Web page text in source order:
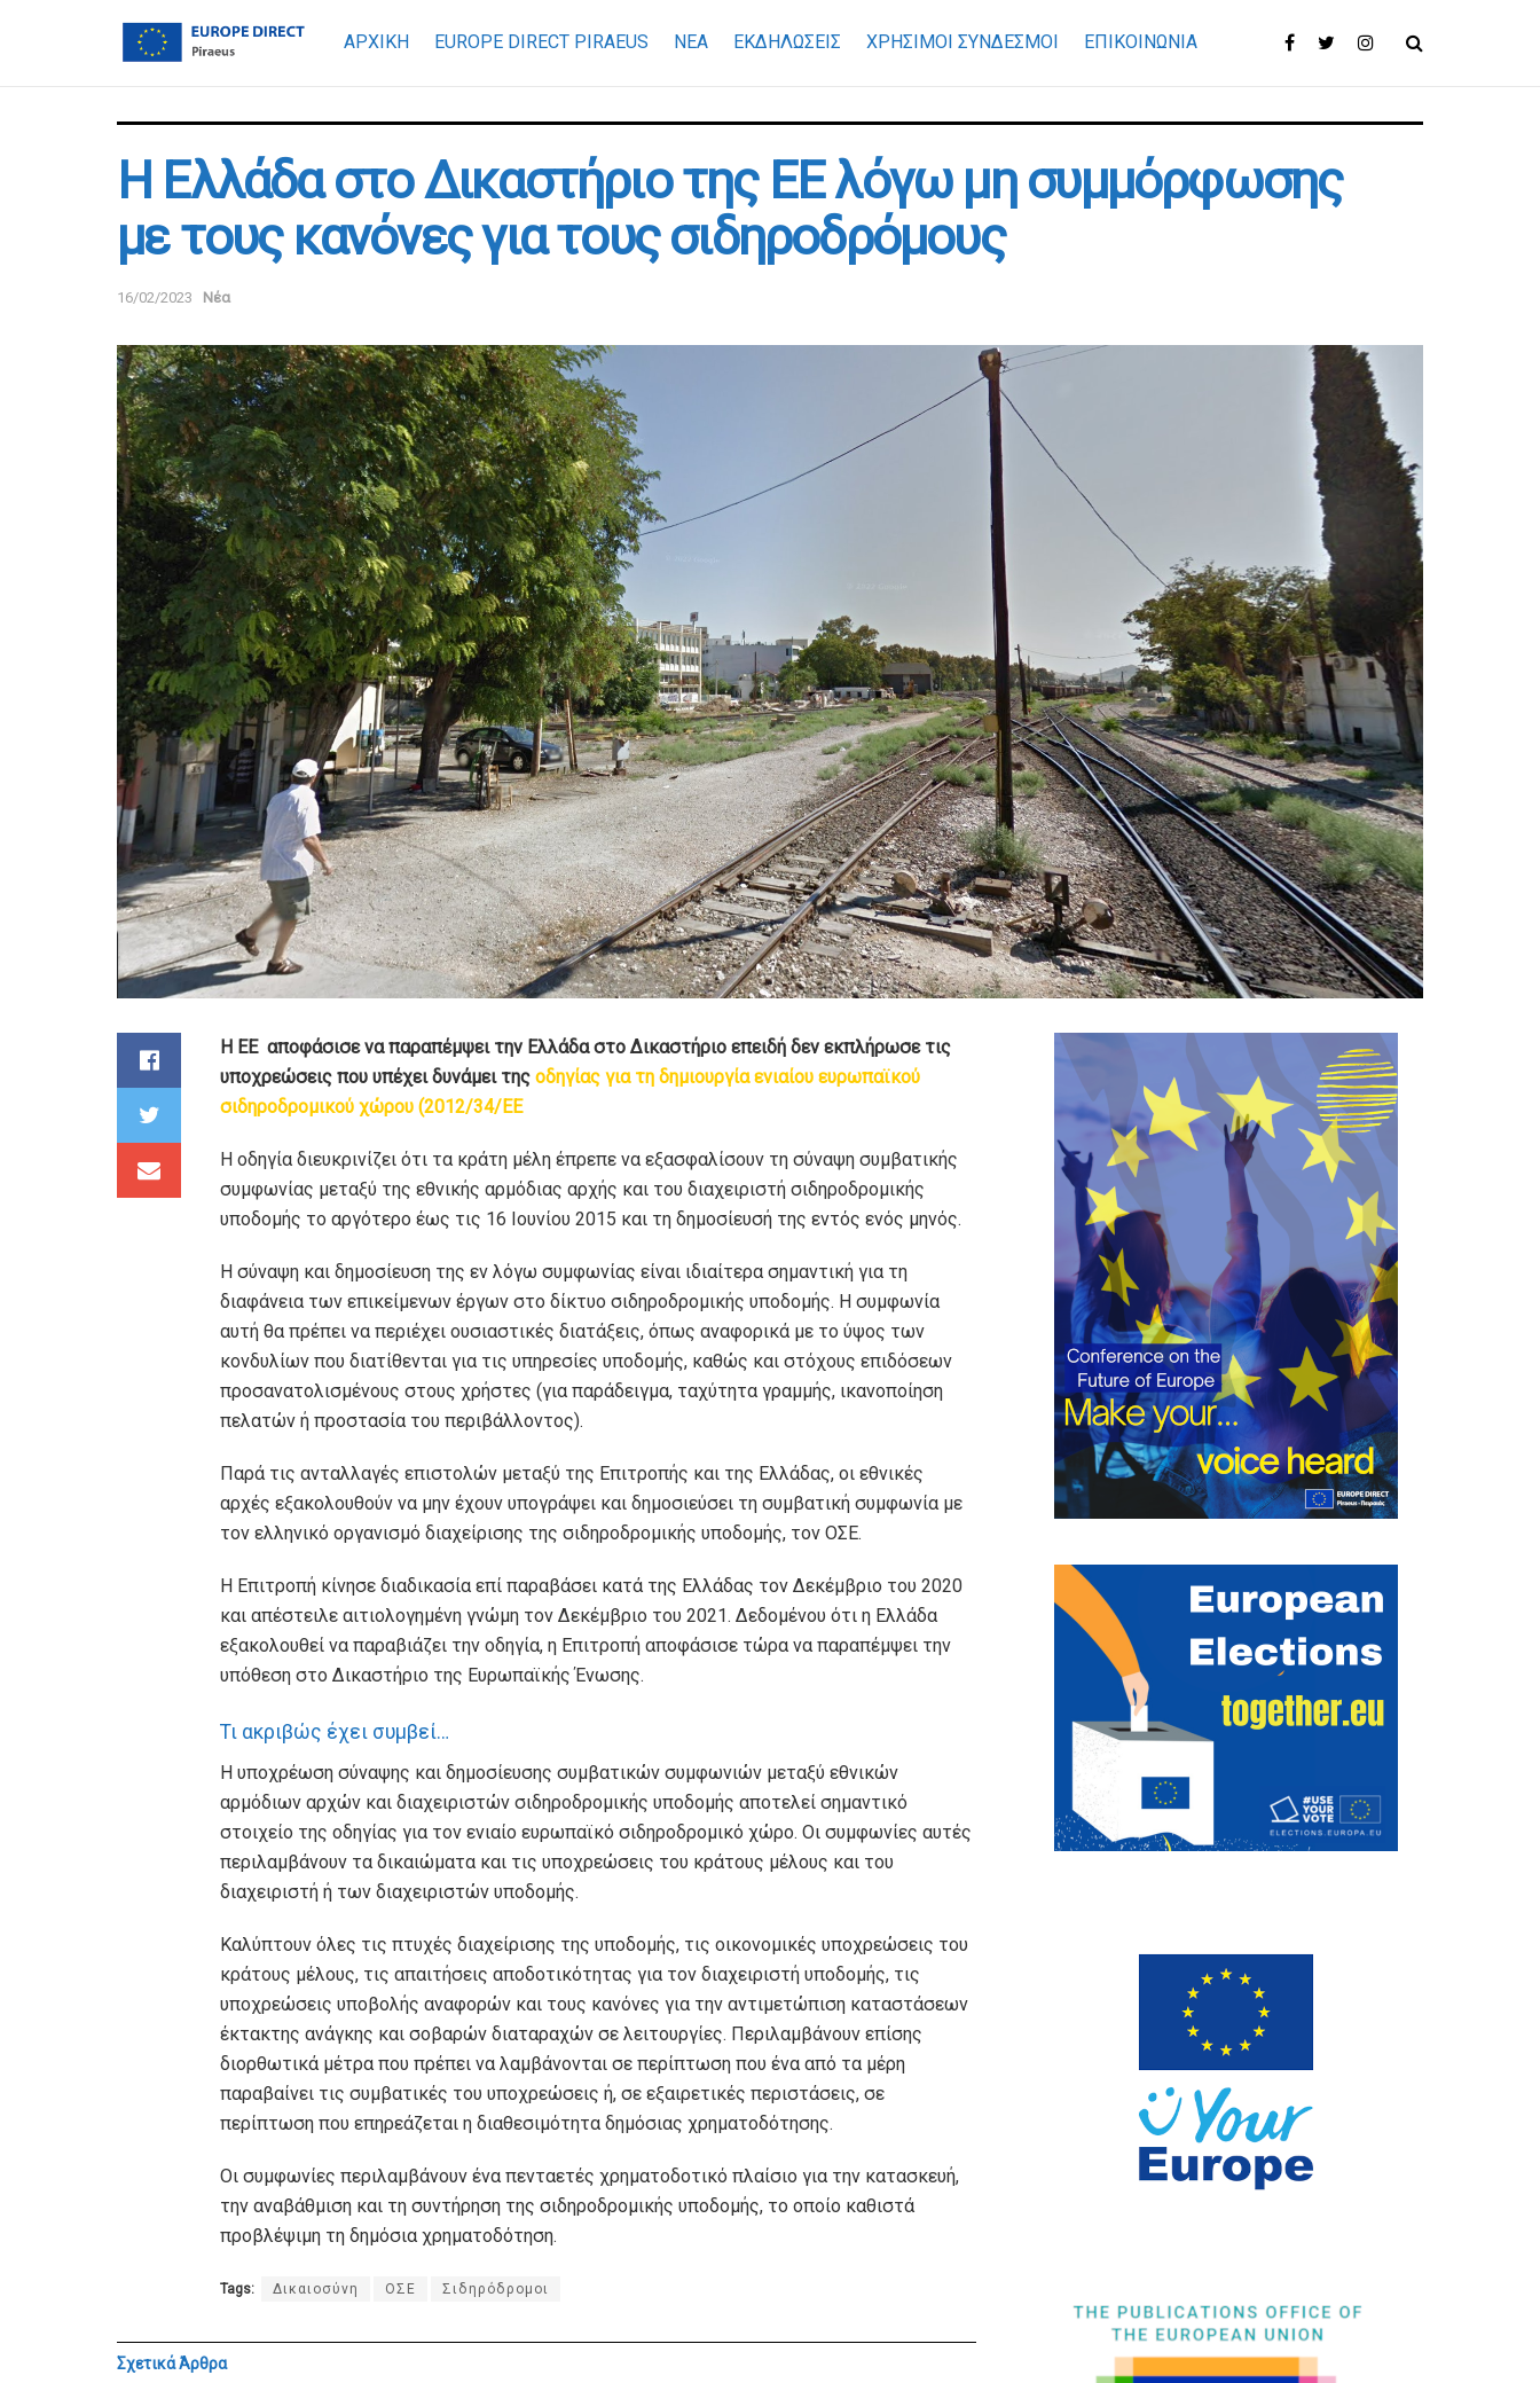
ΑΡΧΙΚΗ EUROPE DIRECT PIRAEUS ΝΕΑ ΕΚΔΗΛΩΣΕΙΣ ΧΡΉΣΙΜΟΙ ΣΎΝΔΕΣΜΟΙ ΕΠΙΚΟΙΝΩΝΊΑ
Η Ελλάδα στο Δικαστήριο της ΕΕ λόγω μη συμμόρφωσης
με τους κανόνες για τους σιδηροδρόμους
16/02/2023 Νέα
Η ΕΕ αποφάσισε να παραπέμψει την Ελλάδα στο Δικαστήριο επειδή δεν εκπλήρωσε τις
υποχρεώσεις που υπέχει δυνάμει της οδηγίας για τη δημιουργία ενιαίου ευρωπαϊκού
σιδηροδρομικού χώρου (2012/34/ΕΕ
Η οδηγία διευκρινίζει ότι τα κράτη μέλη έπρεπε να εξασφαλίσουν τη σύναψη συμβατικής
συμφωνίας μεταξύ της εθνικής αρμόδιας αρχής και του διαχειριστή σιδηροδρομικής
υποδομής το αργότερο έως τις 16 Ιουνίου 2015 και τη δημοσίευσή της εντός ενός μηνός.
Η σύναψη και δημοσίευση της εν λόγω συμφωνίας είναι ιδιαίτερα σημαντική για τη
διαφάνεια των επικείμενων έργων στο δίκτυο σιδηροδρομικής υποδομής. Η συμφωνία
αυτή θα πρέπει να περιέχει ουσιαστικές διατάξεις, όπως αναφορικά με το ύψος των
κονδυλίων που διατίθενται για τις υπηρεσίες υποδομής, καθώς και στόχους επιδόσεων
προσανατολισμένους στους χρήστες (για παράδειγμα, ταχύτητα γραμμής, ικανοποίηση
πελατών ή προστασία του περιβάλλοντος).
Παρά τις ανταλλαγές επιστολών μεταξύ της Επιτροπής και της Ελλάδας, οι εθνικές
αρχές εξακολουθούν να μην έχουν υπογράψει και δημοσιεύσει τη συμβατική συμφωνία με
τον ελληνικό οργανισμό διαχείρισης της σιδηροδρομικής υποδομής, τον ΟΣΕ.
Η Επιτροπή κίνησε διαδικασία επί παραβάσει κατά της Ελλάδας τον Δεκέμβριο του 2020
και απέστειλε αιτιολογημένη γνώμη τον Δεκέμβριο του 2021. Δεδομένου ότι η Ελλάδα
εξακολουθεί να παραβιάζει την οδηγία, η Επιτροπή αποφάσισε τώρα να παραπέμψει την
υπόθεση στο Δικαστήριο της Ευρωπαϊκής Ένωσης.
Τι ακριβώς έχει συμβεί…
Η υποχρέωση σύναψης και δημοσίευσης συμβατικών συμφωνιών μεταξύ εθνικών
αρμόδιων αρχών και διαχειριστών σιδηροδρομικής υποδομής αποτελεί σημαντικό
στοιχείο της οδηγίας για τον ενιαίο ευρωπαϊκό σιδηροδρομικό χώρο. Οι συμφωνίες αυτές
περιλαμβάνουν τα δικαιώματα και τις υποχρεώσεις του κράτους μέλους και του
διαχειριστή ή των διαχειριστών υποδομής.
Καλύπτουν όλες τις πτυχές διαχείρισης της υποδομής, τις οικονομικές υποχρεώσεις του
κράτους μέλους, τις απαιτήσεις αποδοτικότητας για τον διαχειριστή υποδομής, τις
υποχρεώσεις υποβολής αναφορών και τους κανόνες για την αντιμετώπιση καταστάσεων
έκτακτης ανάγκης και σοβαρών διαταραχών σε λειτουργίες. Περιλαμβάνουν επίσης
διορθωτικά μέτρα που πρέπει να λαμβάνονται σε περίπτωση που ένα από τα μέρη
παραβαίνει τις συμβατικές του υποχρεώσεις ή, σε εξαιρετικές περιστάσεις, σε
περίπτωση που επηρεάζεται η διαθεσιμότητα δημόσιας χρηματοδότησης.
Οι συμφωνίες περιλαμβάνουν ένα πενταετές χρηματοδοτικό πλαίσιο για την κατασκευή,
την αναβάθμιση και τη συντήρηση της σιδηροδρομικής υποδομής, το οποίο καθιστά
προβλέψιμη τη δημόσια χρηματοδότηση.
Tags: Δικαιοσύνη ΟΣΕ Σιδηρόδρομοι
ΣχετικάΆρθρα